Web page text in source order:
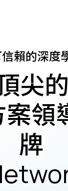
賴的深度
尖
領
牌